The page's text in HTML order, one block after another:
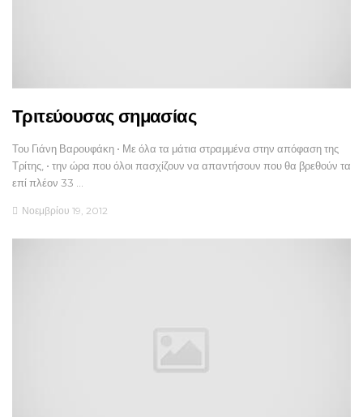
Τριτεύουσας σημασίας
Του Γιάνη Βαρουφάκη • Με όλα τα μάτια στραμμένα στην απόφαση της
Τρίτης, • την ώρα που όλοι πασχίζουν να απαντήσουν που θα βρεθούν τα
επί πλέον 33 …
Νοεμβρίου 19, 2012